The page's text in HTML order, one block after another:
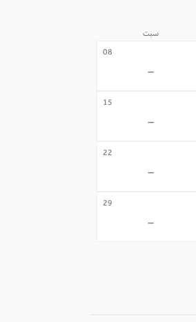
سبت
08
-
15
-
22
-
29
-